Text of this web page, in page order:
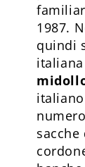
1987.
quindi